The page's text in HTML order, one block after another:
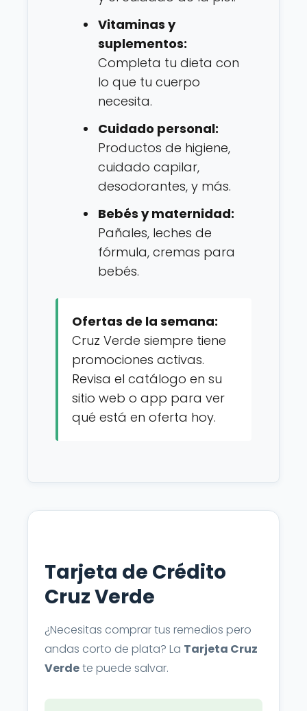
Vitaminas y
suplementos:
Completa tu dieta con
lo que tu cuerpo
necesita.
Cuidado personal:
Productos de higiene,
cuidado capilar,
desodorantes, y más.
Bebés y maternidad:
Pañales, leches de
fórmula, cremas para
bebés.
Ofertas de la semana:
Cruz Verde siempre tiene
promociones activas.
Revisa el catálogo en su
sitio web o app para ver
qué está en oferta hoy.
Tarjeta de Crédito
Cruz Verde
¿Necesitas comprar tus remedios pero
andas corto de plata? La Tarjeta Cruz
Verdete puede salvar.